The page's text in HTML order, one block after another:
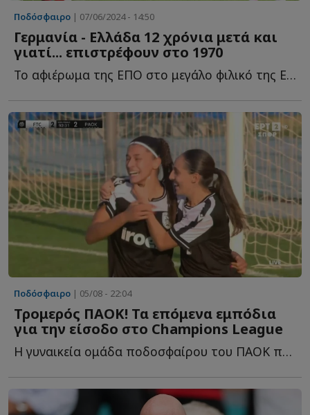
Ποδόσφαιρο | 07/06/2024 - 14:50
Γερμανία - Ελλάδα 12 χρόνια μετά και
γιατί... επιστρέφουν στο 1970
Το αφιέρωμα της ΕΠΟ στο μεγάλο φιλικό της Εθνικής Ελλάδας μ...
Ποδόσφαιρο | 05/08 - 22:04
Τρομερός ΠΑΟΚ! Τα επόμενα εμπόδια
για την είσοδο στο Champions League
Η γυναικεία ομάδα ποδοσφαίρου του ΠΑΟΚ προκρίθηκε σ...